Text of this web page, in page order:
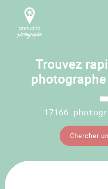
Trouvez
17166
Chercher